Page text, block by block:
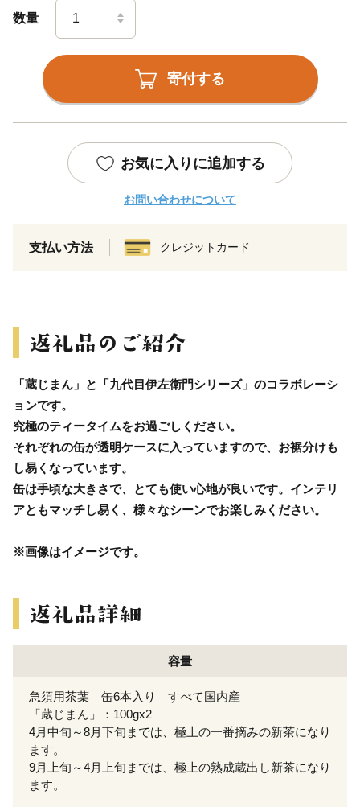
数量
寄付する
お気に入りに追加する
お問い合わせについて
支払い方法 クレジットカード
「蔵じまん」と「九代目伊左衛門シリーズ」のコラボレーシ
ョンです。
究極のティータイムをお過ごしください。
それぞれの缶が透明ケースに入っていますので、お裾分けも
し易くなっています。
缶は手頃な大きさで、とても使い心地が良いです。インテリ
アともマッチし易く、様々なシーンでお楽しみください。
※画像はイメージです。
容量
急須用茶葉 缶6本入り すべて国内産
「蔵じまん」：100gx2
4月中旬～8月下旬までは、極上の一番摘みの新茶になり
ます。
9月上旬～4月上旬までは、極上の熟成蔵出し新茶になり
ます。